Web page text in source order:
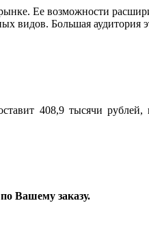
Ее возможности
Большая аудитория
408,9 тысячи рублей,
Вашему заказу.